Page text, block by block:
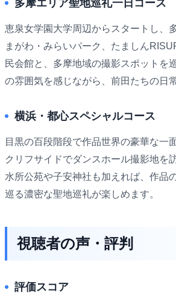
多摩エリア聖地巡礼一日コース
恵泉女学園大学周辺からスタートし、
まがわ・みらいパーク、たましん
民会館と、多摩地域の撮影スポットを
の雰囲気を感じながら、前田たちの日
横浜・都心スペシャルコース
目黒の百段階段で作品世界の豪華な一
クリフサイドでダンスホール撮影地を
水所公苑や子安神社も加えれば、作品
巡る濃密な聖地巡礼が楽しめます。
視聴者の声・評判
評価スコア